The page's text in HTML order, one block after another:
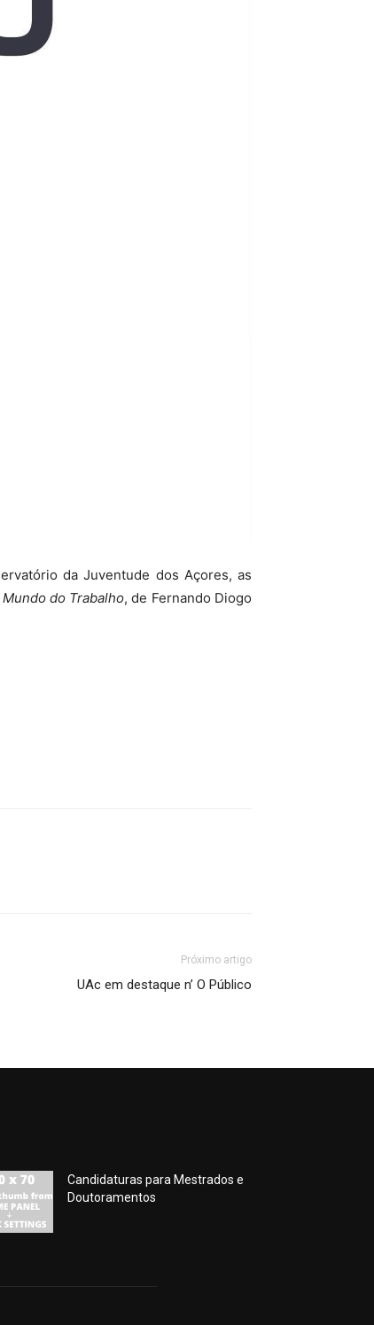
da Juventude dos Açores, as
do Trabalho, de Fernando Diogo
Próximo artigo
UAc em destaque n’ O Público
Candidaturas para Mestrados e
Doutoramentos